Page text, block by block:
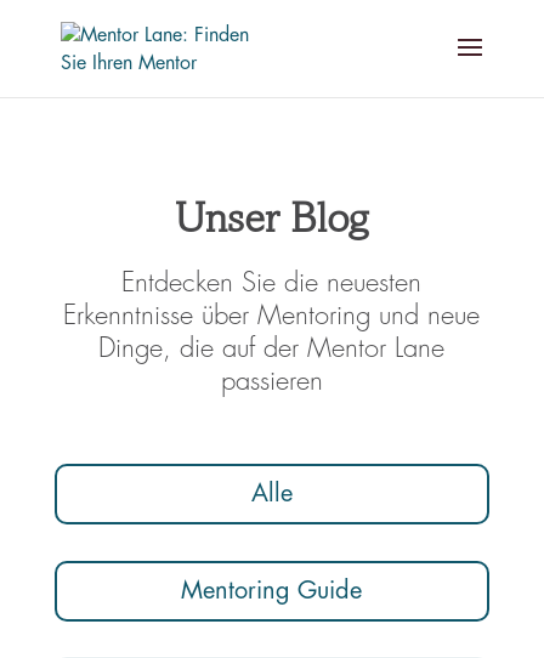
Unser Blog
Entdecken Sie die neuesten
Erkenntnisse über Mentoring und neue
Dinge, die auf der Mentor Lane
passieren
Alle
Mentoring Guide